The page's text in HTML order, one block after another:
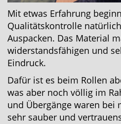
Mit etwas Erfahrung
Qualitätskontrolle
Auspacken. Das Material
widerstandsfähigen und
Eindruck.
Dafür ist es beim Rollen
was aber noch völlig im
und Übergänge waren bei
sehr sauber und